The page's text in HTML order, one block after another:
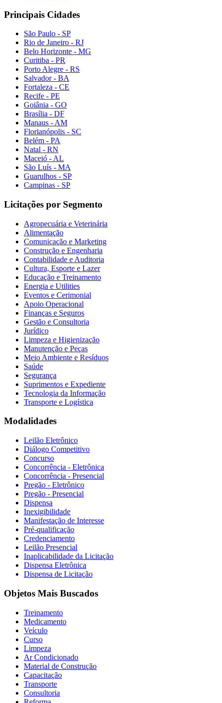
Principais Cidades
São Paulo - SP
Rio de Janeiro - RJ
Belo Horizonte - MG
Curitiba - PR
Porto Alegre - RS
Salvador - BA
Fortaleza - CE
Recife - PE
Goiânia - GO
Brasília - DF
Manaus - AM
Florianópolis - SC
Belém - PA
Natal - RN
Maceió - AL
São Luís - MA
Guarulhos - SP
Campinas - SP
Licitações por Segmento
Agropecuária e Veterinária
Alimentação
Comunicação e Marketing
Construção e Engenharia
Contabilidade e Auditoria
Cultura, Esporte e Lazer
Educação e Treinamento
Energia e Utilities
Eventos e Cerimonial
Apoio Operacional
Finanças e Seguros
Gestão e Consultoria
Jurídico
Limpeza e Higienização
Manutenção e Peças
Meio Ambiente e Resíduos
Saúde
Segurança
Suprimentos e Expediente
Tecnologia da Informação
Transporte e Logística
Modalidades
Leilão Eletrônico
Diálogo Competitivo
Concurso
Concorrência - Eletrônica
Concorrência - Presencial
Pregão - Eletrônico
Pregão - Presencial
Dispensa
Inexigibilidade
Manifestação de Interesse
Pré-qualificação
Credenciamento
Leilão Presencial
Inaplicabilidade da Licitação
Dispensa Eletrônica
Dispensa de Licitação
Objetos Mais Buscados
Treinamento
Medicamento
Veículo
Curso
Limpeza
Ar Condicionado
Material de Construção
Capacitação
Transporte
Consultoria